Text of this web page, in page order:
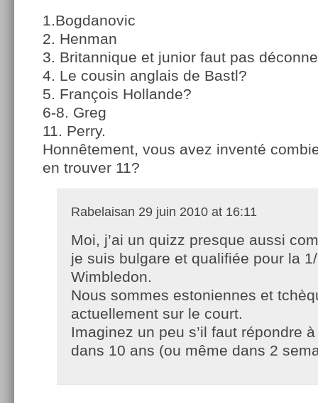
1.Bogdanovic
2. Henman
3. Britannique et junior faut pas
4. Le cousin anglais de Bastl?
5. François Hollande?
6-8. Greg
11. Perry.
Honnêtement, vous avez inventé
en trouver 11?
Rabelaisan 29 juin 2010 at 16:11
Moi, j’ai un quizz presque aussi
je suis bulgare et qualifiée pour la
Wimbledon.
Nous sommes estoniennes et
actuellement sur le court.
Imaginez un peu s’il faut répondre
dans 10 ans (ou même dans 2